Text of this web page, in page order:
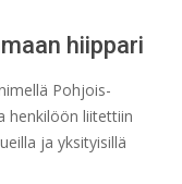
hiippari
Pohjois-
henkilöön liitettiin
ja yksityisillä